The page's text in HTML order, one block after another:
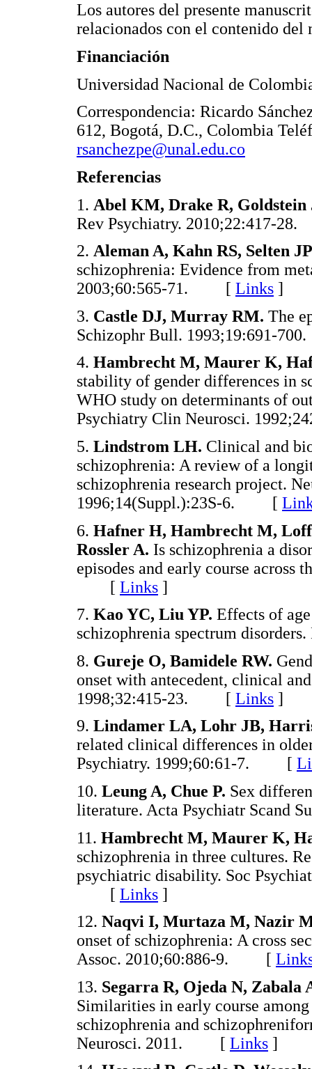
Los autores del presente
relacionados con el contenido del
Financiación
Universidad Nacional de
Correspondencia: Ricardo
612, Bogotá, D.C., Colombia
rsanchezpe@unal.edu.co
Referencias
1. Abel KM, Drake R, Goldstein
Rev Psychiatry.
2. Aleman A, Kahn RS, Selten
schizophrenia: Evidence from
2003;60:565-71. [ Links ]
3. Castle DJ, Murray RM. The
Schizophr Bull.
4. Hambrecht M, Maurer K,
stability of gender differences in
WHO study on determinants of
Psychiatry Clin Neurosci.
5. Lindstrom LH. Clinical and
schizophrenia: A review of a
schizophrenia research project.
1996;14(Suppl.):23S-6. [
6. Hafner H, Hambrecht M,
Rossler A. Is schizophrenia a
episodes and early course across
[ Links ]
7. Kao YC, Liu YP. Effects of
schizophrenia spectrum
8. Gureje O, Bamidele RW.
onset with antecedent, clinical
1998;32:415-23. [ Links ]
9. Lindamer LA, Lohr JB,
related clinical differences in
Psychiatry. 1999;60:61-7. [
10. Leung A, Chue P. Sex
literature. Acta Psychiatr
11. Hambrecht M, Maurer K,
schizophrenia in three cultures.
psychiatric disability. Soc
[ Links ]
12. Naqvi I, Murtaza M, Nazir
onset of schizophrenia: A cross
Assoc. 2010;60:886-9. [
13. Segarra R, Ojeda N,
Similarities in early course
schizophrenia and
Neurosci. 2011. [ Links ]